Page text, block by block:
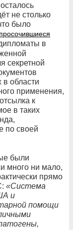
не столько
было
просочившиеся
в
секретной
в области
применения,
к
в таких
по своей
были
много ни мало,
прямо
«Система
и
помощи